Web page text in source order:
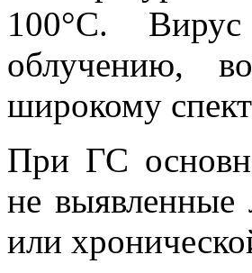
100°С. Вирус
облучению,
широкому
При ГС
не выявленные
или